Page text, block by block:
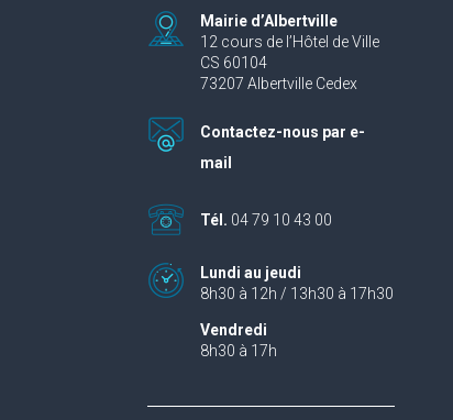
Mairie d’Albertville
12 cours de l’Hôtel de Ville
CS 60104
73207 Albertville Cedex
Contactez-nous par e-
mail
Tél. 04 79 10 43 00
Lundi au jeudi
8h30 à 12h / 13h30 à 17h30
Vendredi
8h30 à 17h